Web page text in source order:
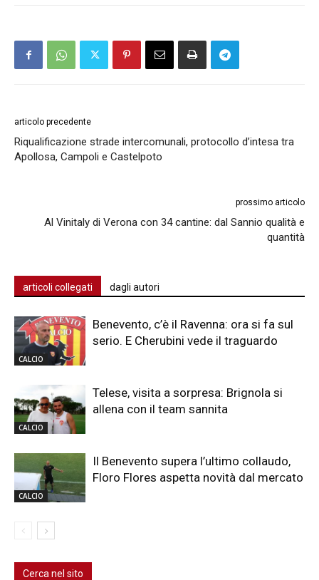
articolo precedente
Riqualificazione strade intercomunali, protocollo d’intesa tra
Apollosa, Campoli e Castelpoto
prossimo articolo
Al Vinitaly di Verona con 34 cantine: dal Sannio qualità e
quantità
articoli collegati dagli autori
CALCIO
Benevento, c’è il Ravenna: ora si fa sul
serio. E Cherubini vede il traguardo
CALCIO
Telese, visita a sorpresa: Brignola si
allena con il team sannita
CALCIO
Il Benevento supera l’ultimo collaudo,
Floro Flores aspetta novità dal mercato
Cerca nel sito